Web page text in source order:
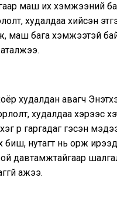
маш их хэмжээний
худалдаа хийсэн
маш бага хэмжээтэй
худалдан авагч
худалдаа хэрээс
рүү гаргадаг гэсэн
биш, нутагт нь орж
давтамжтайгаар
ажээ.